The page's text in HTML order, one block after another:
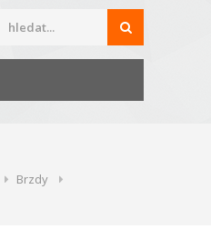
Brzdy